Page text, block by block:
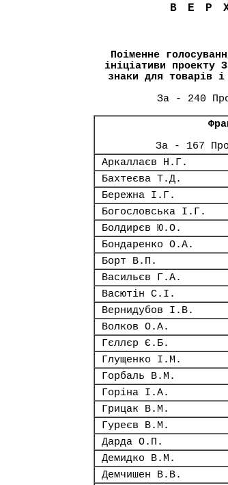
Поіменне
ініціативи проекту
знаки для товарів
За - 240
За - 167
Аркаллаєв Н.Г.
Бахтеєва Т.Д.
Бережна І.Г.
Богословська І.Г.
Болдирєв Ю.О.
Бондаренко О.А.
Борт В.П.
Васильєв Г.А.
Васютін С.І.
Вернидубов І.В.
Волков О.А.
Гєллєр Є.Б.
Глущенко І.М.
Горбаль В.М.
Горіна І.А.
Грицак В.М.
Гуреєв В.М.
Дарда О.П.
Демидко В.М.
Демчишен В.В.